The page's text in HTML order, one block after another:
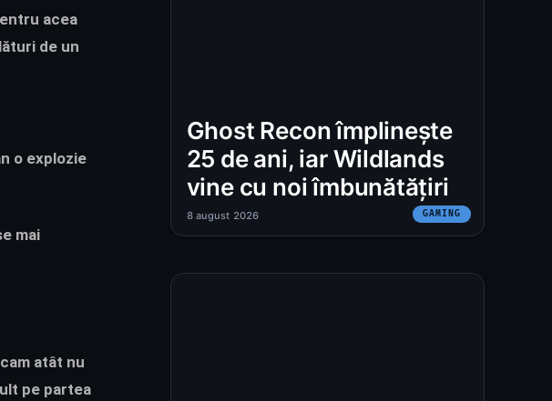
acea
de un
o explozie
mai
atât nu
pe partea
Ghost Recon împlinește
25 de ani, iar Wildlands
vine cu noi îmbunătățiri
GAMING
8 august 2026